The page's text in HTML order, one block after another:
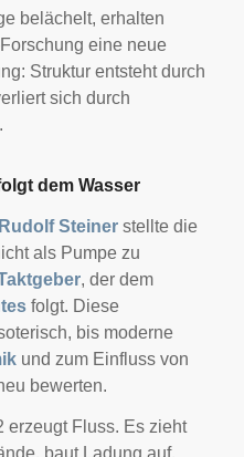
belächelt, erhalten
eine neue
Struktur entsteht durch
sich durch
dem Wasser
Rudolf Steinerstellte die
als Pumpe zu
, der dem
folgt. Diese
bis moderne
und zum Einfluss von
bewerten.
erzeugt Fluss. Es zieht